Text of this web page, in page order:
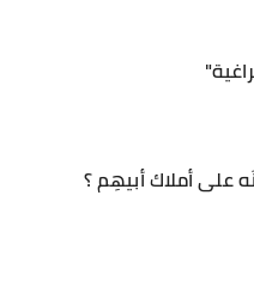
أملاك أبيهِم ؟